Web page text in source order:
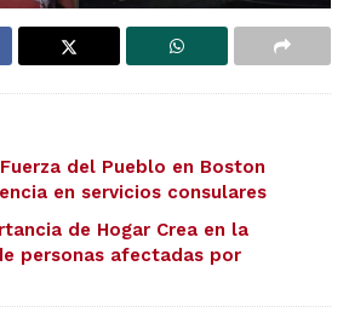
del Pueblo en Boston
en servicios consulares
de Hogar Crea en la
personas afectadas por